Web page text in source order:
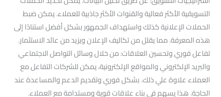
التسويقية الأكثر فعالية والقنوات الأكثر جاذبية للعملاء. يمكن ضبط
الحملات الإعلانية كذلك واستهداف الجمهور بشكل أفضل استنادًا إلى
هذه المعرفة. مما يقلل من تكاليف الإعلان ويزيد من عائد الاستثمار.
تفاعل فوري وتحسين العلاقات: من خلال وسائل التواصل الاجتماعي
والبريد الإلكتروني والمواقع الإلكترونية، يمكن للشركات التفاعل مع
العملاء علاوة علي ذلك. بشكل فوري وتقديم الدعم والمساعدة عند
الحاجة. هذا يسهم في بناء علاقات قوية ومستدامة مع العملاء.